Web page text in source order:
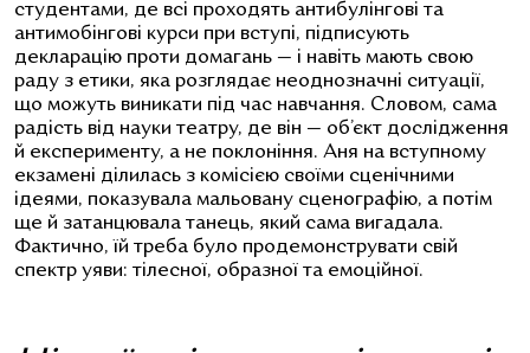
студентами, де всі проходять антибулінгові та
антимобінгові курси при вступі, підписують
декларацію проти домагань — і навіть мають свою
раду з етики, яка розглядає неоднозначні ситуації,
що можуть виникати під час навчання. Словом, сама
радість від науки театру, де він — об’єкт дослідження
й експерименту, а не поклоніння. Аня на вступному
екзамені ділилась з комісією своїми сценічними
ідеями, показувала мальовану сценографію, а потім
ще й затанцювала танець, який сама вигадала.
Фактично, їй треба було продемонструвати свій
спектр уяви: тілесної, образної та емоційної.